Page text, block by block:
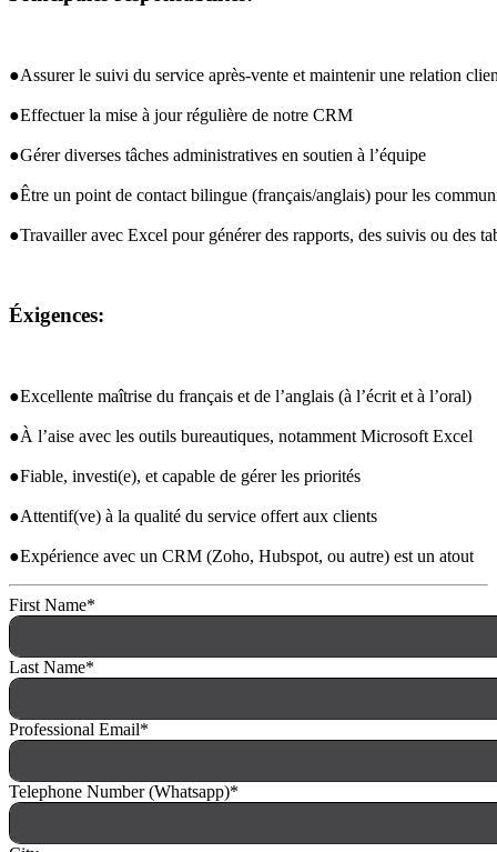
●Assurer le suivi du service après-vente et maintenir une relation
●Effectuer la mise à jour régulière de notre CRM
●Gérer diverses tâches administratives en soutien à l’équipe
●Être un point de contact bilingue (français/anglais) pour les
●Travailler avec Excel pour générer des rapports, des suivis ou des
Éxigences:
●Excellente maîtrise du français et de l’anglais (à l’écrit et à l’oral)
●À l’aise avec les outils bureautiques, notamment Microsoft Excel
●Fiable, investi(e), et capable de gérer les priorités
●Attentif(ve) à la qualité du service offert aux clients
●Expérience avec un CRM (Zoho, Hubspot, ou autre) est un atout
First Name*
Last Name*
Professional Email*
Telephone Number (Whatsapp)*